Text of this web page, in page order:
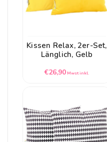
Kissen Relax, 2er-Set,
Länglich, Gelb
Normaler
€26,90 Mwst inkl.